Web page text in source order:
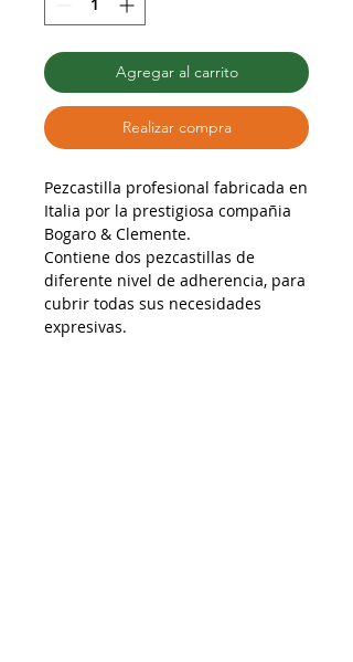
Agregar al carrito
Realizar compra
Pezcastilla profesional fabricada en
Italia por la prestigiosa compañia
Bogaro & Clemente.
Contiene dos pezcastillas de
diferente nivel de adherencia, para
cubrir todas sus necesidades
expresivas.